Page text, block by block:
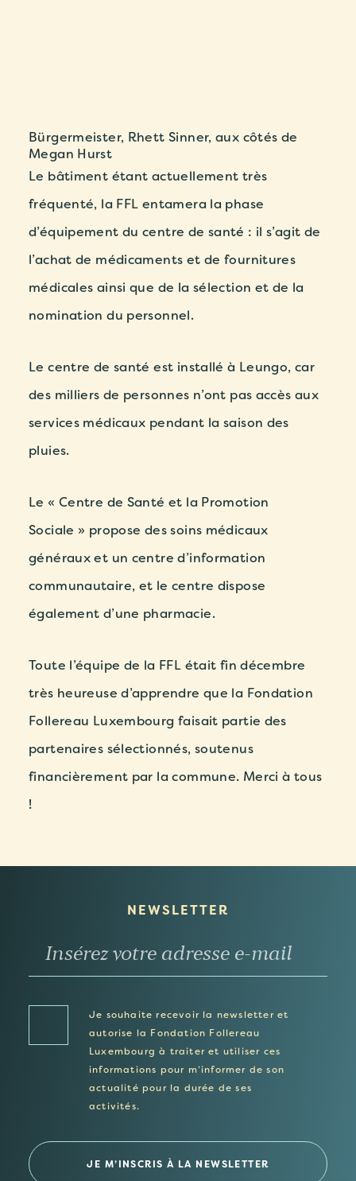
Bürgermeister, Rhett Sinner, aux côtés de
Megan Hurst
Le bâtiment étant actuellement très
fréquenté, la FFL entamera la phase
d’équipement du centre de santé : il s’agit de
l’achat de médicaments et de fournitures
médicales ainsi que de la sélection et de la
nomination du personnel.
Le centre de santé est installé à Leungo, car
des milliers de personnes n’ont pas accès aux
services médicaux pendant la saison des
pluies.
Le « Centre de Santé et la Promotion
Sociale » propose des soins médicaux
généraux et un centre d’information
communautaire, et le centre dispose
également d’une pharmacie.
Toute l’équipe de la FFL était fin décembre
très heureuse d’apprendre que la Fondation
Follereau Luxembourg faisait partie des
partenaires sélectionnés, soutenus
financièrement par la commune. Merci à tous
!
NEWSLETTER
Je souhaite recevoir la newsletter et
autorise la Fondation Follereau
Luxembourg à traiter et utiliser ces
informations pour m’informer de son
actualité pour la durée de ses
activités.